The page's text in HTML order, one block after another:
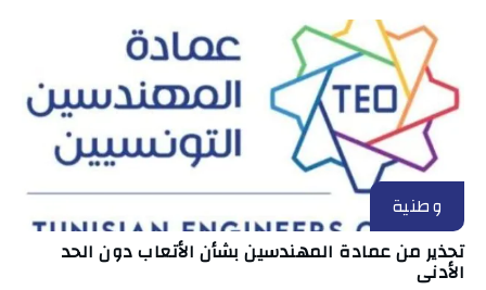
وطنية
تحذير من عمادة المهندسين بشأن الأتعاب دون الحد
الأدنى